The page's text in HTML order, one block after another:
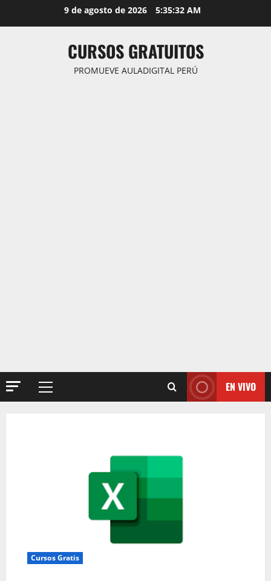
9 de agosto de 2026 5:35:33 AM
CURSOS GRATUITOS
PROMUEVE AULADIGITAL PERÚ
Menú
EN VIVO
Cursos Gratis